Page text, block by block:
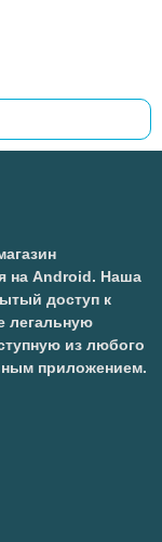
на Android. Наша
доступ к
легальную
из любого
приложением.